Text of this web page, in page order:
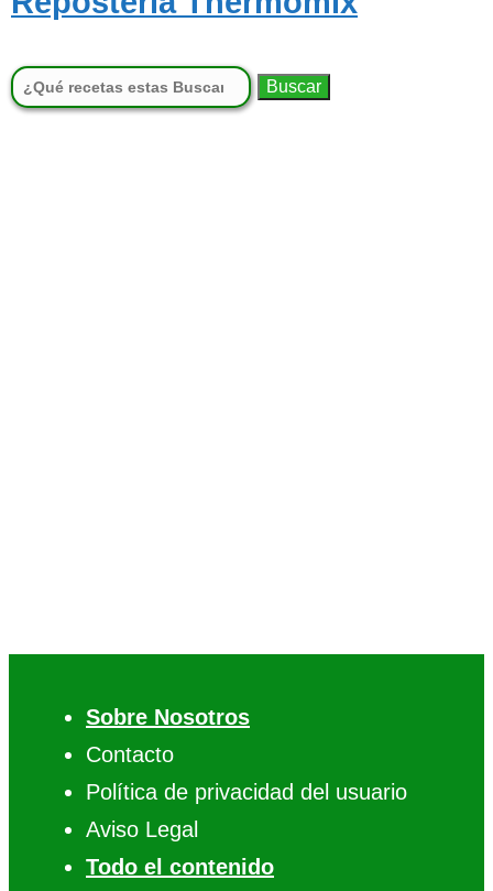
Buscar:
Sobre Nosotros
Contacto
Política de privacidad del usuario
Aviso Legal
Todo el contenido